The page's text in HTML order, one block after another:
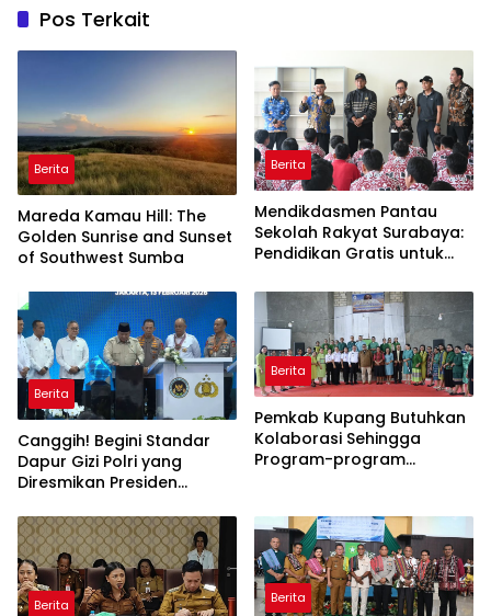
Pos Terkait
Berita
Mareda Kamau Hill: The
Golden Sunrise and Sunset
of Southwest Sumba
Berita
Mendikdasmen Pantau
Sekolah Rakyat Surabaya:
Pendidikan Gratis untuk
Berita
Canggih! Begini Standar
Dapur Gizi Polri yang
Diresmikan Presiden
Berita
Pemkab Kupang Butuhkan
Kolaborasi Sehingga
Program-program
Berita Berita